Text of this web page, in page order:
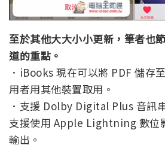
至於其他大大小小更新，筆者也
道的重點。
．iBooks 現在可以將 PDF 儲存
用者用其他裝置取用。
．支援 Dolby Digital Plus 音訊
支援使用 Apple Lightning 數位
輸出。